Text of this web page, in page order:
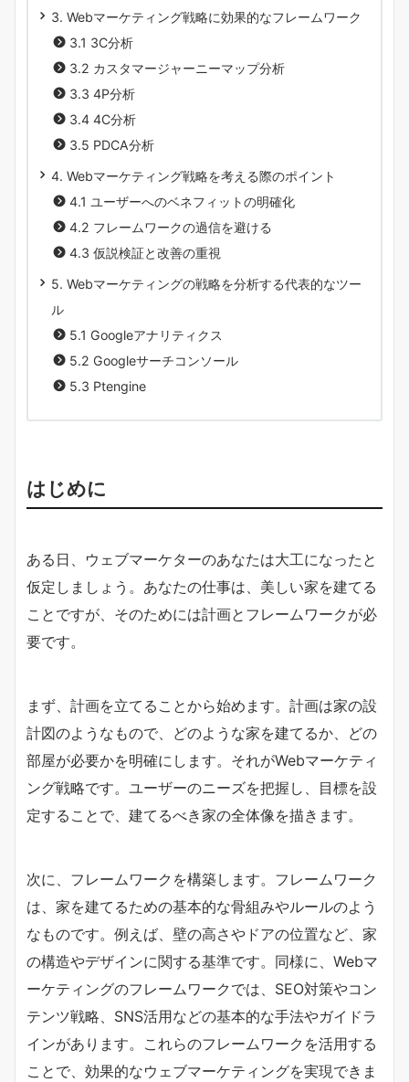
3. Webマーケティング戦略に効果的なフレームワーク
3.1 3C分析
3.2 カスタマージャーニーマップ分析
3.3 4P分析
3.4 4C分析
3.5 PDCA分析
4. Webマーケティング戦略を考える際のポイント
4.1 ユーザーへのベネフィットの明確化
4.2 フレームワークの過信を避ける
4.3 仮説検証と改善の重視
5. Webマーケティングの戦略を分析する代表的なツー
ル
5.1 Googleアナリティクス
5.2 Googleサーチコンソール
5.3 Ptengine
はじめに
ある日、ウェブマーケターのあなたは大工になったと
仮定しましょう。あなたの仕事は、美しい家を建てる
ことですが、そのためには計画とフレームワークが必
要です。
まず、計画を立てることから始めます。計画は家の設
計図のようなもので、どのような家を建てるか、どの
部屋が必要かを明確にします。それがWebマーケティ
ング戦略です。ユーザーのニーズを把握し、目標を設
定することで、建てるべき家の全体像を描きます。
次に、フレームワークを構築します。フレームワーク
は、家を建てるための基本的な骨組みやルールのよう
なものです。例えば、壁の高さやドアの位置など、家
の構造やデザインに関する基準です。同様に、Webマ
ーケティングのフレームワークでは、SEO対策やコン
テンツ戦略、SNS活用などの基本的な手法やガイドラ
インがあります。これらのフレームワークを活用する
ことで、効果的なウェブマーケティングを実現できま